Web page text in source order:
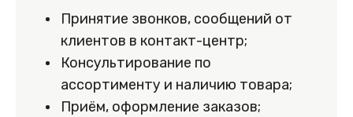
Принятие звонков, сообщений от
клиентов в контакт-центр;
Консультирование по
ассортименту и наличию товара;
Приём, оформление заказов;